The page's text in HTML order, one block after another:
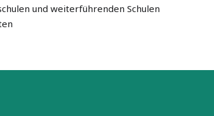
und weiterführenden Schulen